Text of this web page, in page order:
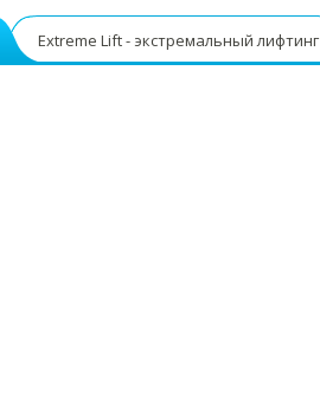
Extreme Lift - экстремальный лифтинг